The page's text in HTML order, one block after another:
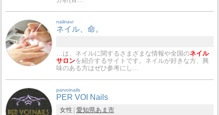
nailnavi
ネイル、命。
…は、ネイルに関するさまざまな情報や全国のネイル
サロンを紹介するサイトです。ネイルが好きな方、興
味のある方はぜひ参考にし…
parvoinails
PER VOI Nails
女性 愛知県あま市